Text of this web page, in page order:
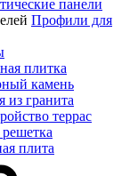
панели
Профили для
плитка
камень
из гранита
террас
плита